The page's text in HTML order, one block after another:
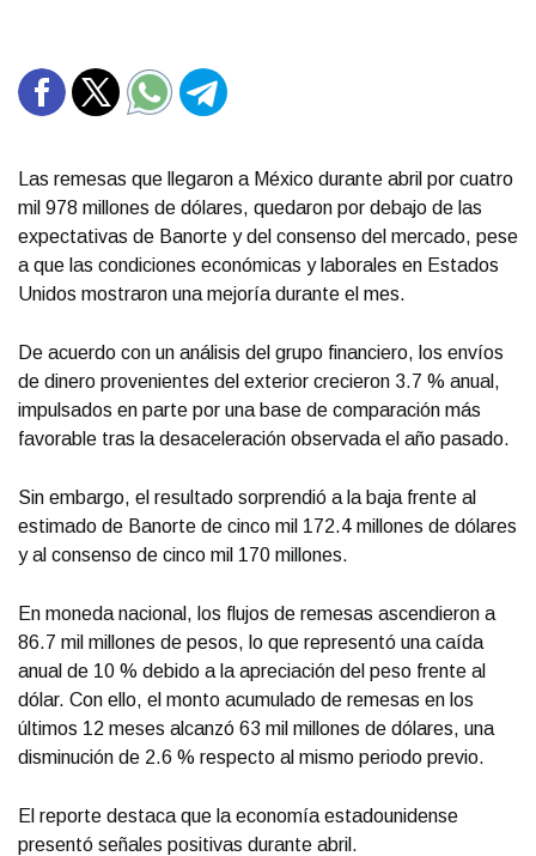
Las remesas que llegaron a México durante abril por cuatro
mil 978 millones de dólares, quedaron por debajo de las
expectativas de Banorte y del consenso del mercado, pese
a que las condiciones económicas y laborales en Estados
Unidos mostraron una mejoría durante el mes.
De acuerdo con un análisis del grupo financiero, los envíos
de dinero provenientes del exterior crecieron 3.7 % anual,
impulsados en parte por una base de comparación más
favorable tras la desaceleración observada el año pasado.
Sin embargo, el resultado sorprendió a la baja frente al
estimado de Banorte de cinco mil 172.4 millones de dólares
y al consenso de cinco mil 170 millones.
En moneda nacional, los flujos de remesas ascendieron a
86.7 mil millones de pesos, lo que representó una caída
anual de 10 % debido a la apreciación del peso frente al
dólar. Con ello, el monto acumulado de remesas en los
últimos 12 meses alcanzó 63 mil millones de dólares, una
disminución de 2.6 % respecto al mismo periodo previo.
El reporte destaca que la economía estadounidense
presentó señales positivas durante abril.